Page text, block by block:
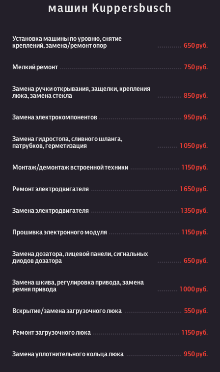
машин Kuppersbusch
Установка машины по уровню, снятие
креплений, замена/ремонт опор
650 руб.
Мелкий ремонт 750 руб.
Замена ручки открывания, защелки, крепления
люка, замена стекла
850 руб.
Замена электрокомпонентов 950 руб.
Замена гидростопа, сливного шланга,
патрубков, герметизация
1 050 руб.
Монтаж/демонтаж встроенной техники 1 150 руб.
Ремонт электродвигателя 1 650 руб.
Замена электродвигателя 1 350 руб.
Прошивка электронного модуля 1 150 руб.
Замена дозатора, лицевой панели, сигнальных
диодов дозатора
650 руб.
Замена шкива, регулировка привода, замена
ремня привода
1 000 руб.
Вскрытие/замена загрузочного люка 550 руб.
Ремонт загрузочного люка 1 150 руб.
Замена уплотнительного кольца люка 950 руб.